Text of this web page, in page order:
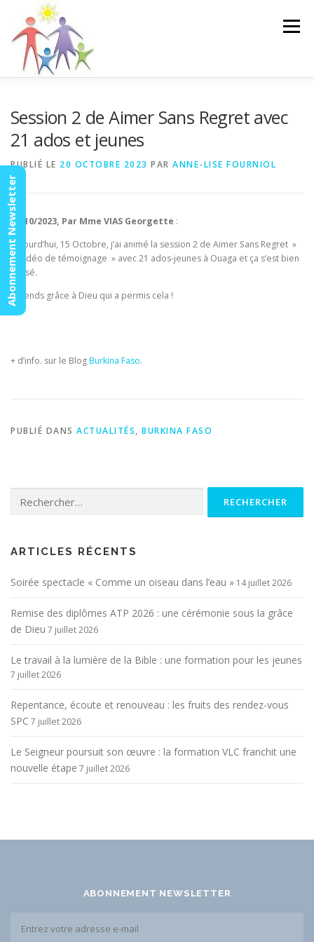
contenu
Menu
Session 2 de Aimer Sans Regret avec
21 ados et jeunes
PUBLIÉ LE 20 OCTOBRE 2023 PAR ANNE-LISE FOURNIOL
15/10/2023, Par Mme VIAS Georgette :
Aujourd’hui, 15 Octobre, j’ai animé la session 2 de Aimer Sans Regret »
la vidéo de témoignage » avec 21 ados-jeunes à Ouaga et ça s’est bien
passé.
Je rends grâce à Dieu qui a permis cela !
+ d’info. sur le BlogBurkina Faso.
PUBLIÉ DANS ACTUALITÉS, BURKINA FASO
ARTICLES RÉCENTS
Soirée spectacle « Comme un oiseau dans l’eau » 14 juillet 2026
Remise des diplômes ATP 2026 : une cérémonie sous la grâce
de Dieu 7 juillet 2026
Le travail à la lumière de la Bible : une formation pour les jeunes
7 juillet 2026
Repentance, écoute et renouveau : les fruits des rendez-vous
SPC 7 juillet 2026
Le Seigneur poursuit son œuvre : la formation VLC franchit une
nouvelle étape 7 juillet 2026
ABONNEMENT NEWSLETTER
Abonnement Newsletter